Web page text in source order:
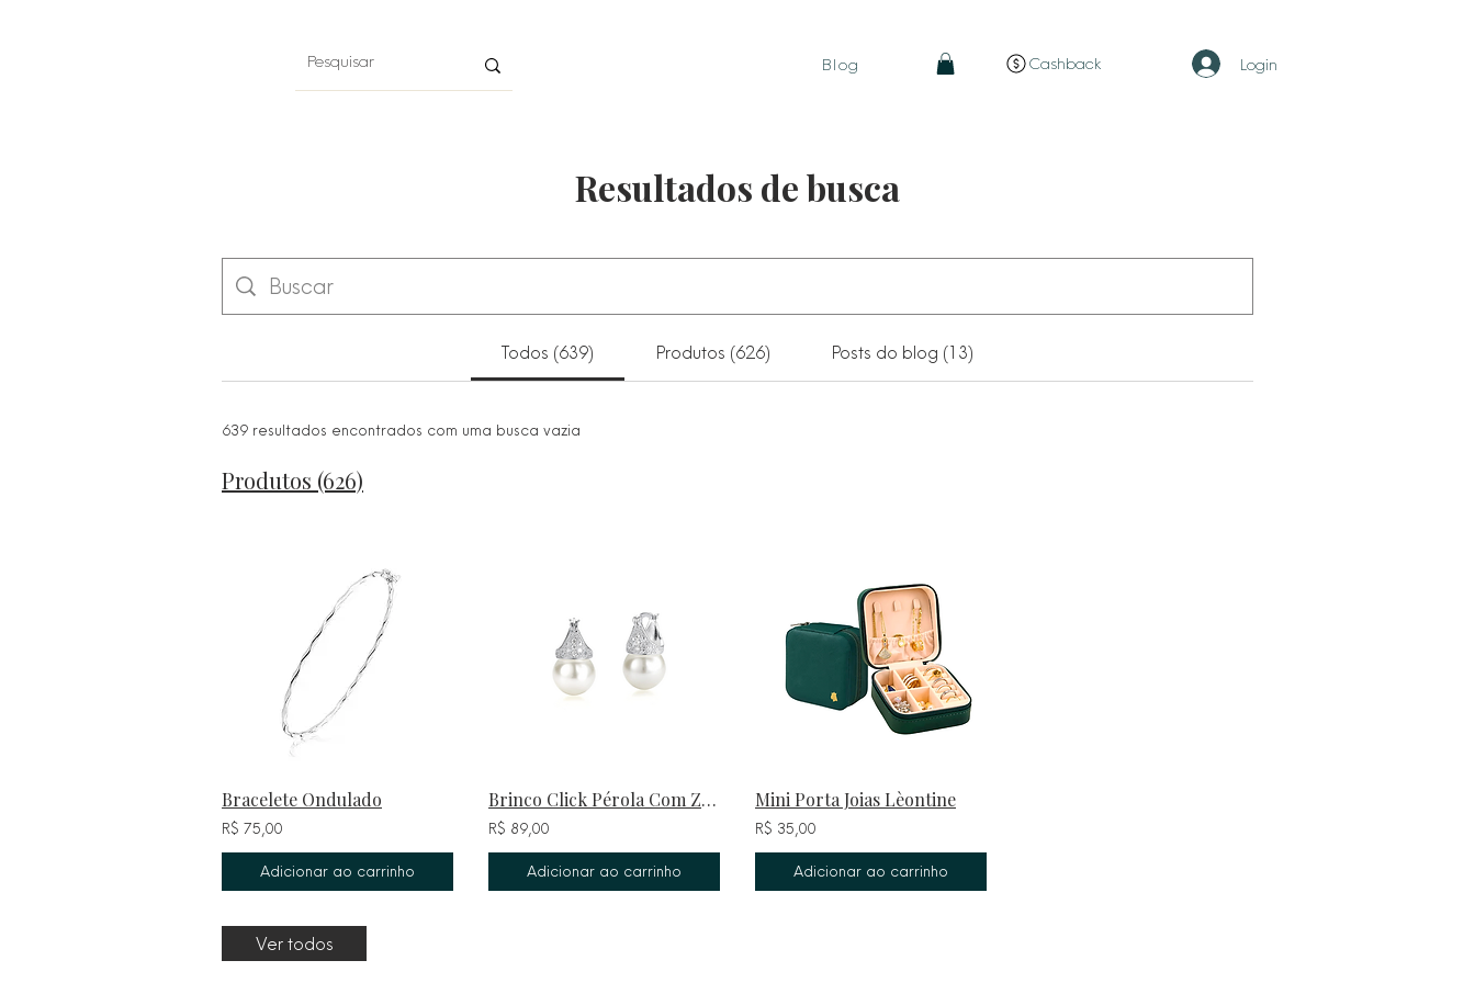
Blog Cashback Login
Resultados de busca
Todos (639) Produtos (626) Posts do blog (13)
639 resultados encontrados com uma busca vazia
Produtos (626)
Bracelete Ondulado
R$ 75,00
Adicionar ao carrinho
Brinco Click Pérola Com Zircônias Ródio Branco
R$ 89,00
Adicionar ao carrinho
Mini Porta Joias Lèontine
R$ 35,00
Adicionar ao carrinho
Ver todos